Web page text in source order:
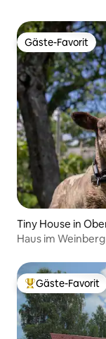
Gäste-Favorit
Gäste-Favorit
Tiny House in
Haus im
Beliebter Gäste-
Gäste-Favorit